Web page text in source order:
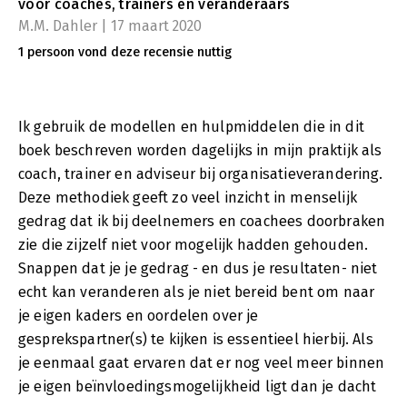
voor coaches, trainers en veranderaars
M.M. Dahler | 17 maart 2020
1 persoon vond deze recensie nuttig
Ik gebruik de modellen en hulpmiddelen die in dit
boek beschreven worden dagelijks in mijn praktijk als
coach, trainer en adviseur bij organisatieverandering.
Deze methodiek geeft zo veel inzicht in menselijk
gedrag dat ik bij deelnemers en coachees doorbraken
zie die zijzelf niet voor mogelijk hadden gehouden.
Snappen dat je je gedrag - en dus je resultaten- niet
echt kan veranderen als je niet bereid bent om naar
je eigen kaders en oordelen over je
gesprekspartner(s) te kijken is essentieel hierbij. Als
je eenmaal gaat ervaren dat er nog veel meer binnen
je eigen beïnvloedingsmogelijkheid ligt dan je dacht